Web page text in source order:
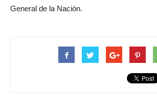
General de la Nación.